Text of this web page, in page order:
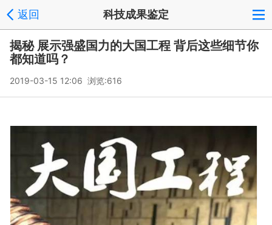
返回 科技成果鉴定
揭秘 展示强盛国力的大国工程 背后这些细节你
都知道吗？
2019-03-15 12:06 浏览:616